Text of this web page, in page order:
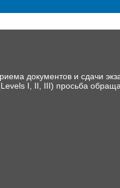
документов и сдачи
I, II, III) просьба